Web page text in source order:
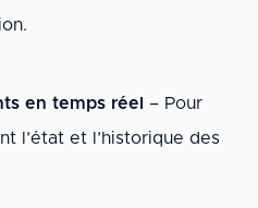
en temps réel
– Pour
l’état et l’historique des